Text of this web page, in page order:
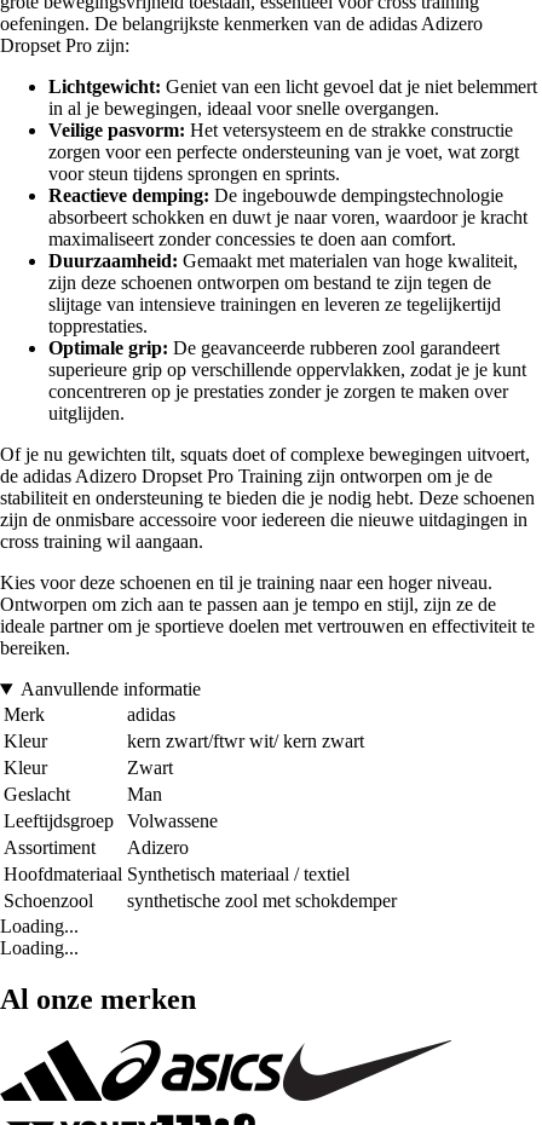
oefeningen. De belangrijkste kenmerken van de adidas Adizero
Dropset Pro zijn:
Lichtgewicht: Geniet van een licht gevoel dat je niet belemmert
in al je bewegingen, ideaal voor snelle overgangen.
Veilige pasvorm: Het vetersysteem en de strakke constructie
zorgen voor een perfecte ondersteuning van je voet, wat zorgt
voor steun tijdens sprongen en sprints.
Reactieve demping: De ingebouwde dempingstechnologie
absorbeert schokken en duwt je naar voren, waardoor je kracht
maximaliseert zonder concessies te doen aan comfort.
Duurzaamheid: Gemaakt met materialen van hoge kwaliteit,
zijn deze schoenen ontworpen om bestand te zijn tegen de
slijtage van intensieve trainingen en leveren ze tegelijkertijd
topprestaties.
Optimale grip: De geavanceerde rubberen zool garandeert
superieure grip op verschillende oppervlakken, zodat je je kunt
concentreren op je prestaties zonder je zorgen te maken over
uitglijden.
Of je nu gewichten tilt, squats doet of complexe bewegingen uitvoert,
de adidas Adizero Dropset Pro Training zijn ontworpen om je de
stabiliteit en ondersteuning te bieden die je nodig hebt. Deze schoenen
zijn de onmisbare accessoire voor iedereen die nieuwe uitdagingen in
cross training wil aangaan.
Kies voor deze schoenen en til je training naar een hoger niveau.
Ontworpen om zich aan te passen aan je tempo en stijl, zijn ze de
ideale partner om je sportieve doelen met vertrouwen en effectiviteit te
bereiken.
Aanvullende informatie
Merk
adidas
Kleur
kern zwart/ftwr wit/ kern zwart
Kleur
Zwart
Geslacht
Man
Leeftijdsgroep
Volwassene
Assortiment
Adizero
Hoofdmateriaal Synthetisch materiaal / textiel
Schoenzool
synthetische zool met schokdemper
Loading...
Loading...
Al onze merken